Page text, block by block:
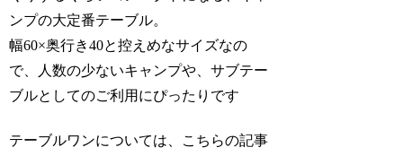
ンプの大定番テーブル。
幅60×奥行き40と控えめなサイズなの
で、人数の少ないキャンプや、サブテー
ブルとしてのご利用にぴったりです
テーブルワンについては、こちらの記事